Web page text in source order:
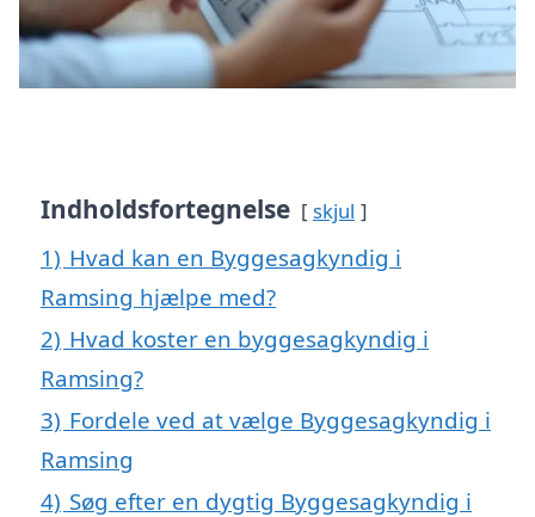
Indholdsfortegnelse skjul
1) Hvad kan en Byggesagkyndig i
Ramsing hjælpe med?
2) Hvad koster en byggesagkyndig i
Ramsing?
3) Fordele ved at vælge Byggesagkyndig i
Ramsing
4) Søg efter en dygtig Byggesagkyndig i